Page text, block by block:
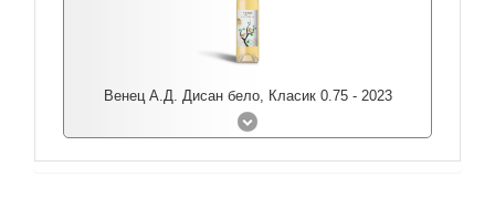
Венец А.Д. Дисан бело, Класик 0.75 - 2023